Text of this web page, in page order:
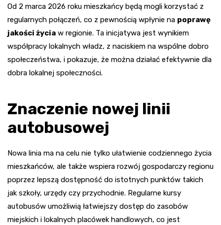
Od 2 marca 2026 roku mieszkańcy będą mogli korzystać z
regularnych połączeń, co z pewnością wpłynie na poprawę
jakości życia w regionie. Ta inicjatywa jest wynikiem
współpracy lokalnych władz, z naciskiem na wspólne dobro
społeczeństwa, i pokazuje, że można działać efektywnie dla
dobra lokalnej społeczności.
Znaczenie nowej linii
autobusowej
Nowa linia ma na celu nie tylko ułatwienie codziennego życia
mieszkańców, ale także wspiera rozwój gospodarczy regionu
poprzez lepszą dostępność do istotnych punktów takich
jak szkoły, urzędy czy przychodnie. Regularne kursy
autobusów umożliwią łatwiejszy dostęp do zasobów
miejskich i lokalnych placówek handlowych, co jest